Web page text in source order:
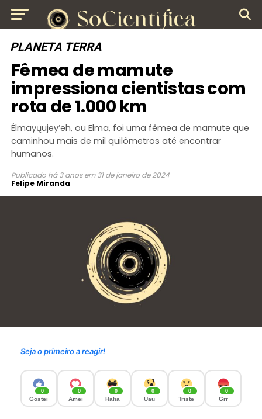
PLANETA TERRA
Fêmea de mamute
impressiona cientistas com
rota de 1.000 km
Élmayųujey’eh, ou Elma, foi uma fêmea de mamute que
caminhou mais de mil quilômetros até encontrar
humanos.
Publicado há 3 anos em 31 de janeiro de 2024
Felipe Miranda
Seja o primeiro a reagir!
0
Gostei
0
Amei
0
Haha
0
Uau
0
Triste
0
Grr